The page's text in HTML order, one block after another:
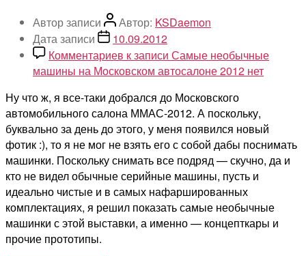
Автор записи Автор: KSDaemon
Дата записи
10.09.2012
Комментариев к записи Самые необычные
машины на Московском автосалоне 2012 нет
Ну что ж, я все-таки добрался до Московского
автомобильного салона ММАС-2012. А поскольку,
буквально за день до этого, у меня появился новый
фотик :), то я не мог не взять его с собой дабы поснимать
машинки. Поскольку снимать все подряд — скучно, да и
кто не видел обычные серийные машины, пусть и
идеально чистые и в самых нафаршированных
комплектациях, я решил показать самые необычные
машинки с этой выставки, а именно — концепткары и
прочие прототипы.